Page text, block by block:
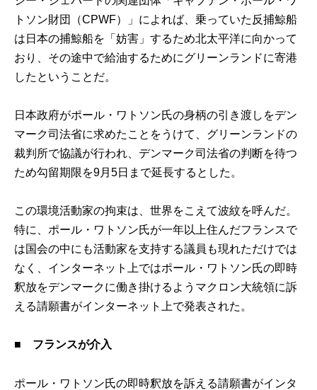
トソン財団（CPWF）」によれば、乗っていた反捕鯨船
は日本の捕鯨船を「妨害」するため北太平洋に向かって
おり、その途中で給油するためにグリーンランドに寄港
したということだ。
日本政府がポール・ワトソン氏の身柄の引き渡しをデン
マーク司法省に求めたことをうけて、グリーンランドの
裁判所で協議が行われ、デンマーク司法省の判断を待つ
ため勾留期限を9月5日まで延長するとした。
この環境活動家の拘束は、世界をこえて波紋を呼んだ。
特に、ポール・ワトソン氏が一年以上住んだフランスで
は国会の中にも活動家を支持する議員も現れただけでは
なく、インターネット上ではポール・ワトソン氏の即時
釈放をデンマークに働き掛けるようマクロン大統領に訴
える請願書がインターネット上で発表された。
■ フランスが介入
ポール・ワトソン氏の即時釈放を訴える請願書がインタ